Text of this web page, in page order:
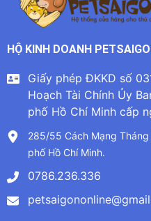
HỘ KINH DOANH
Giấy phép ĐKKD số
Hoạch Tài Chính Ủy
phố Hồ Chí Minh cấp
285/55 Cách Mạng
phố Hồ Chí Minh.
0786.236.336